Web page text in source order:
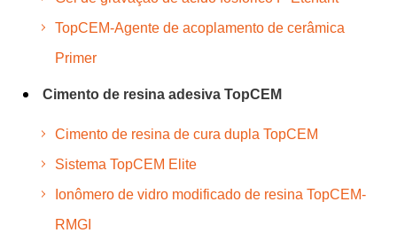
TopCEM-Agente de acoplamento de cerâmica
Primer
Cimento de resina adesiva TopCEM
Cimento de resina de cura dupla TopCEM
Sistema TopCEM Elite
Ionômero de vidro modificado de resina TopCEM-
RMGI